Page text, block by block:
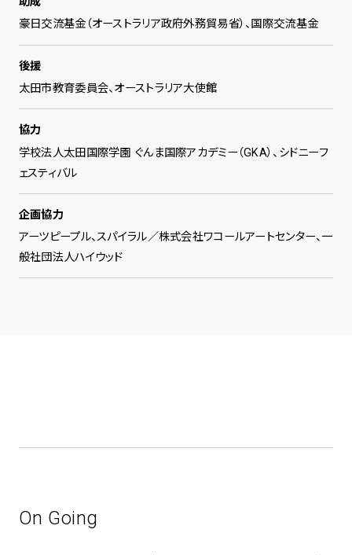
豪日交流基金（オーストラリア政府外務貿易省）、国際交流基金
後援
太田市教育委員会、オーストラリア大使館
協力
学校法人太田国際学園 ぐんま国際アカデミー（GKA）、シドニーフ
ェスティバル
企画協力
アーツピープル、スパイラル／株式会社ワコールアートセンター、一
般社団法人ハイウッド
On Going